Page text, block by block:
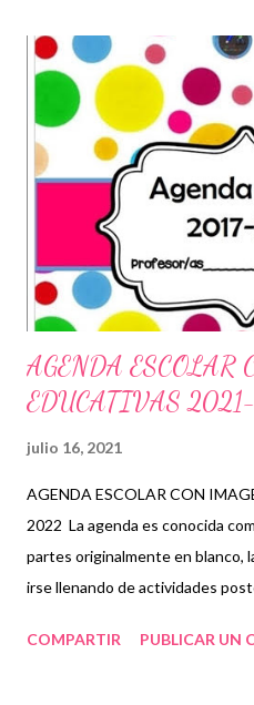
blog únicamente la
educativos. Obtén agenda
por tu visita! 😉 Publicamos
nuestra página y unirte a
educativo 👉 Grupo de
Grupos de WhatsApp y seguir
comparte gran variedad de
AGENDA ESCOLAR
EDUCATIVAS
julio 16, 2021
AGENDA ESCOLAR CON
2022 La agenda es conocida
partes originalmente en blanco,
irse llenando de actividades
actividades o eventos que
COMPARTIR PUBLICAR UN